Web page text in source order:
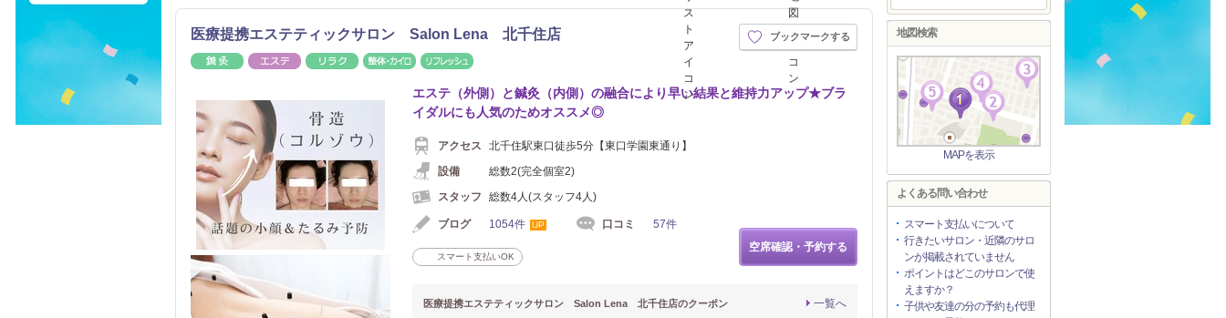
医療提携エステティックサロン Salon Lena 北千住店
鍼灸 エステ リラク 整体・カイロ
ブックマークする
エステ（外側）と鍼灸（内側）の融合により早い結果と維持力アップ★ブラ
イダルにも人気のためオススメ◎
アクセス
北千住駅東口徒歩5分【東口学園東通り】
設備
総数2(完全個室2)
スタッフ
総数4人(スタッフ4人)
ブログ 1054件 UP 口コミ 57件
スマート支払いOK
空席確認・予約する
一覧へ
医療提携エステティックサロン Salon Lena 北千住店のクーポン
地図検索
MAPを表示
よくある問い合わせ
スマート支払いについて
行きたいサロン・近隣のサロ
ンが掲載されていません
ポイントはどこのサロンで使
えますか？
子供や友達の分の予約も代理